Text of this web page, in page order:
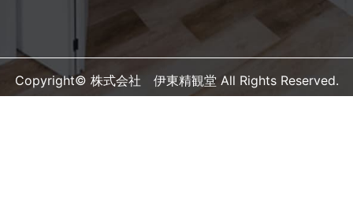
Copyright© 株式会社 伊東精観堂 All Rights Reserved.